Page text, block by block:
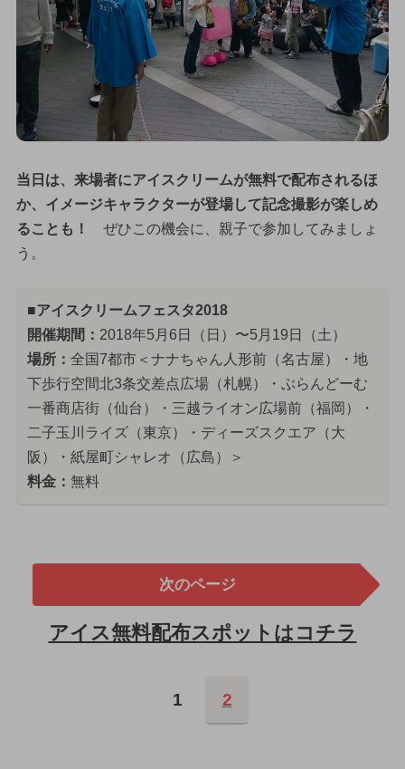
当日は、来場者にアイスクリームが無料で配布されるほ
か、イメージキャラクターが登場して記念撮影が楽しめ
ることも！
ぜひこの機会に、親子で参加してみましょ
う。
■アイスクリームフェスタ2018
開催期間： 2018年5月6日（日）〜5月19日（土）
場所： 全国7都市＜ナナちゃん人形前（名古屋）・地
下歩行空間北3条交差点広場（札幌）・ぶらんどーむ
一番商店街（仙台）・三越ライオン広場前（福岡）・
二子玉川ライズ（東京）・ディーズスクエア（大
阪）・紙屋町シャレオ（広島）＞
料金： 無料
次のページ
アイス無料配布スポットはコチラ
1 2